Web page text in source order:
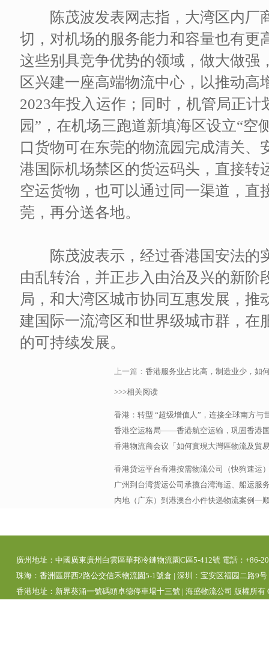
陈茂波发表网志指，大湾区内厂
切，对机场的服务能力和容量也有更
这些别具竞争优势的领域，做大做强
区兴建一座高端物流中心，以推动高
2023年投入运作；同时，机管局正
园”，在机场三跑道新填海区设立“空
口货物可在东莞的物流园完成清关、
港国际机场禁区的货运码头，直接转
空运货物，也可以通过同一渠道，直
莞，再分送各地。
陈茂波表示，经过香港国安法的
由乱转治，并正步入由治及兴的新阶
局，和大湾区城市协同互惠发展，推
建国际一流湾区和世界级城市群，在
的可持续发展。
上一篇： 香港服务业占比高，制造业少，如
>>>相关阅读
香港：转型 “超级增值人”，连接全球南方与
香港空运格局——香港航空运输，巩固香港
香港物流商会议「如何實現大灣區物流及貿
香港货运平台香港按需物流公司（快狗速运
广州到台湾货运公司承揽台湾海运、船运服
内地（广东）到港澳台小件快递物流案例—
廣州地址：中國廣東廣州白雲區華邦冷鏈物流園C區5-412號 電話：+86-
珠海：香洲區屏西2路公交信禾物流園5-1號倉 | 深圳：宝安区福园二路9
香港地址：新界葵涌一號碼頭卓德停車場十三號 | 海盛物流公司 版權所有